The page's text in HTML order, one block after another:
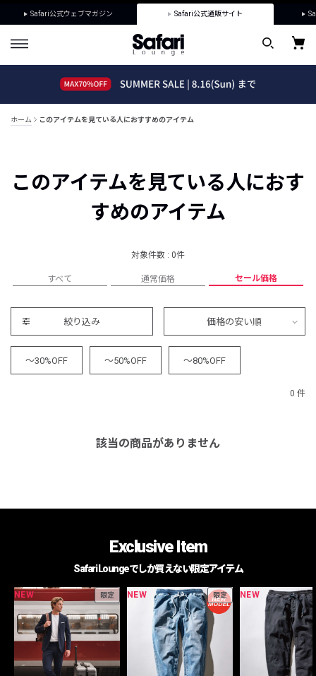
Safari公式ウェブマガジン Safari公式通販サイト
ホーム このアイテムを見ている人におすすめのアイテム
このアイテムを見ている人におす
すめのアイテム
対象件数 : 0件
すべて 通常価格 セール価格
絞り込み 価格の安い順
～30%OFF ～50%OFF ～80%OFF
0 件
該当の商品がありません
Exclusive Item
Safari Loungeでしか買えない限定アイテム
NEW 限定 NEW 限定 NEW